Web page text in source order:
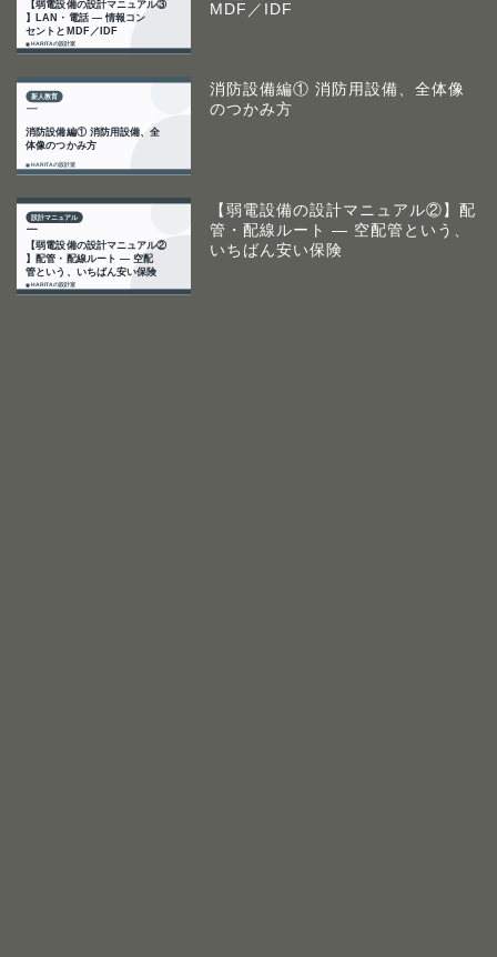
MDF／IDF
消防設備編① 消防用設備、全体像
のつかみ方
【弱電設備の設計マニュアル②】配
管・配線ルート ― 空配管という、
いちばん安い保険